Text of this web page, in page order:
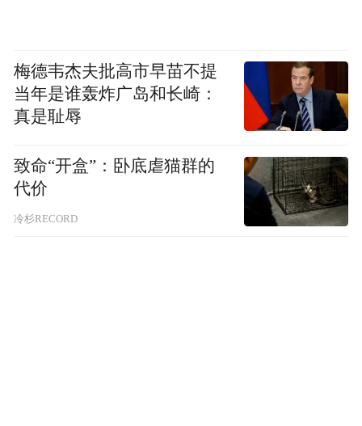
梅德韦杰夫批高市早苗不提
当年是谁轰炸广岛和长崎：
真是耻辱
致命“开盒”：卧底虐猫群的
代价
冷杉RECORD